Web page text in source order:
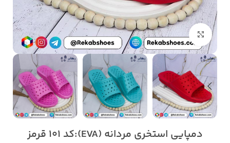
دمپایی استخری مردانه (EVA):کد 101 قرمز
بزرگنمایی تصویر